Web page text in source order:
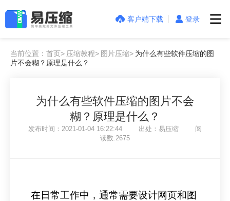
客户端下载 登录
当前位置：首页> 压缩教程> 图片压缩> 为什么有些软件压缩的图
片不会糊？原理是什么？
为什么有些软件压缩的图片不会
糊？原理是什么？
发布时间：2021-01-04 16:22:44 出处：易压缩 阅
读数:2675
在日常工作中，通常需要设计网页和图